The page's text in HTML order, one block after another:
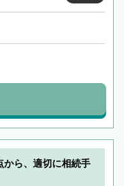
から、適切に相続手